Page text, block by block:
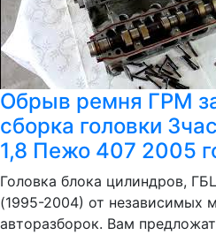
Обрыв ремня ГРМ
сборка головки
1,8 Пежо 407 2005
Головка блока цилиндров,
(1995-2004) от независимых
авторазборок. Вам